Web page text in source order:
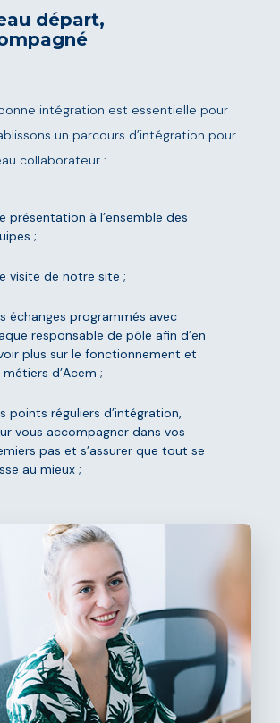
départ,
bonne intégration est essentielle pour
un parcours d’intégration pour
collaborateur :
présentation à l’ensemble des
;
visite de notre site ;
échanges programmés avec
responsable de pôle afin d’en
plus sur le fonctionnement et
métiers d’Acem ;
points réguliers d’intégration,
vous accompagner dans vos
pas et s’assurer que tout se
au mieux ;